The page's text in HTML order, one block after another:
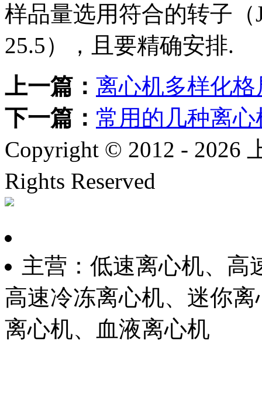
样品量选用符合的转子
25.5），且要精确安排.
上一篇： 离心机多样化
下一篇： 常用的几种离
Copyright © 2012 - 2026
Rights Reserved
主营：低速离心机、高
高速冷冻离心机、迷你
离心机、血液离心机